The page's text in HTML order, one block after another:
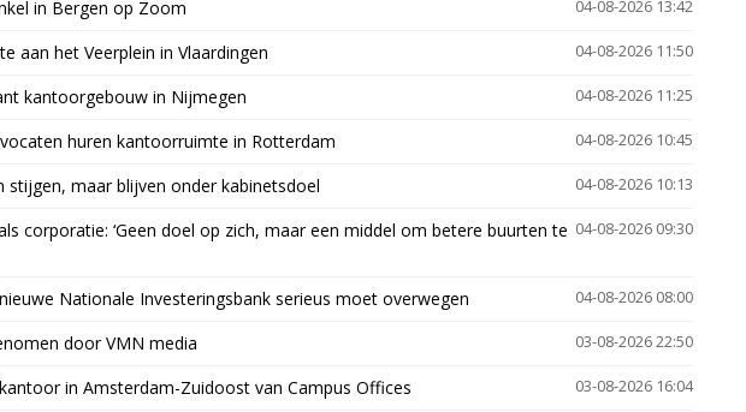
04-08-2026 13:42
in Bergen op Zoom
04-08-2026 11:50
aan het Veerplein in Vlaardingen
04-08-2026 11:25
kantoorgebouw in Nijmegen
04-08-2026 10:45
huren kantoorruimte in Rotterdam
04-08-2026 10:13
stijgen, maar blijven onder kabinetsdoel
04-08-2026 09:30
corporatie: ‘Geen doel op zich, maar een middel om betere buurten te
04-08-2026 08:00
Nationale Investeringsbank serieus moet overwegen
03-08-2026 22:50
door VMN media
03-08-2026 16:04
in Amsterdam-Zuidoost van Campus Offices